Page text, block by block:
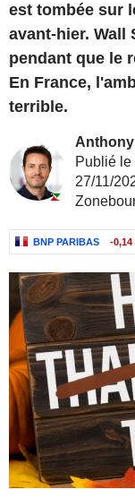
est tombée sur
avant-hier. Wall
pendant que le
En France,
terrible.
Publié le
27/11/
BNP PARIBAS -0,14